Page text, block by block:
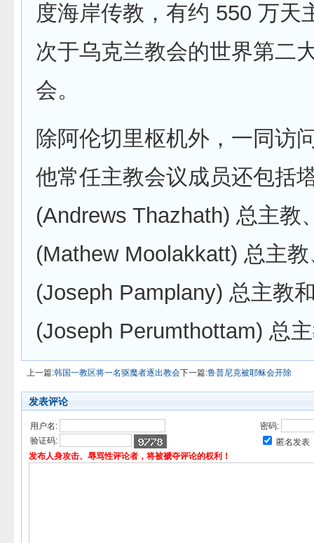
度海岸传教，有约 550 万天
次于乌克兰教会的世界第二
会。
除阿伦切里枢机外，一同访
他常任主教会议成员还包括
(Andrews Thazhath) 总主教
(Mathew Moolakkatt) 总主
(Joseph Pamplany) 总主教
(Joseph Perumthottam) 总
上一篇:韩国一教区将一名驱魔者逐出教会下一篇:鲁普尼克被耶稣会开除
发表评论
用户名:
密码:
验证码:
匿名发表
发布人身攻击、辱骂性评论者，将被褫夺评论的权利！